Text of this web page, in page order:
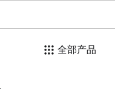
全部产品